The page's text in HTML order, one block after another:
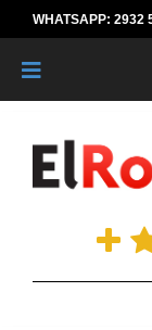
WHATSAPP: 2932